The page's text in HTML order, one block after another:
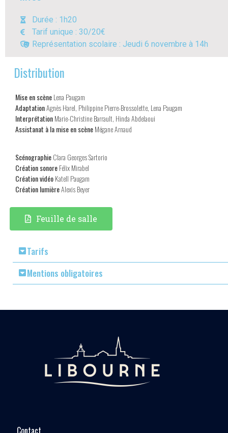
Durée : 1h20
Tarif unique : 30/20€
Représentation scolaire : Jeudi 6 novembre à 14h
Distribution
Mise en scèneLena Paugam
AdaptationAgnès Harel, Philippine Pierre-Brossolette, Lena Paugam
InterprétationMarie-Christine Barrault, Hinda Abdelaoui
Assistanat à la mise en scèneMégane Arnaud
ScénographieClara Georges Sartorio
Création sonoreFélix Mirabel
Création vidéoKatell Paugam
Création lumièreAlexis Beyer
Feuille de salle
Tarifs
Mentions obligatoires
Contact